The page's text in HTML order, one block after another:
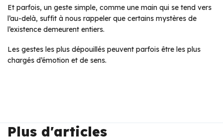
Et parfois, un geste simple, comme une main qui se tend vers
l’au-delà, suffit à nous rappeler que certains mystères de
l’existence demeurent entiers.
Les gestes les plus dépouillés peuvent parfois être les plus
chargés d’émotion et de sens.
Plus d'articles